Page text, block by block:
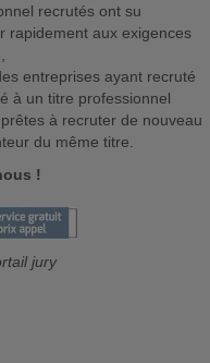
recrutés ont su
rapidement aux exigences
entreprises ayant recruté
à un titre professionnel
à recruter de nouveau
du même titre.
!
jury